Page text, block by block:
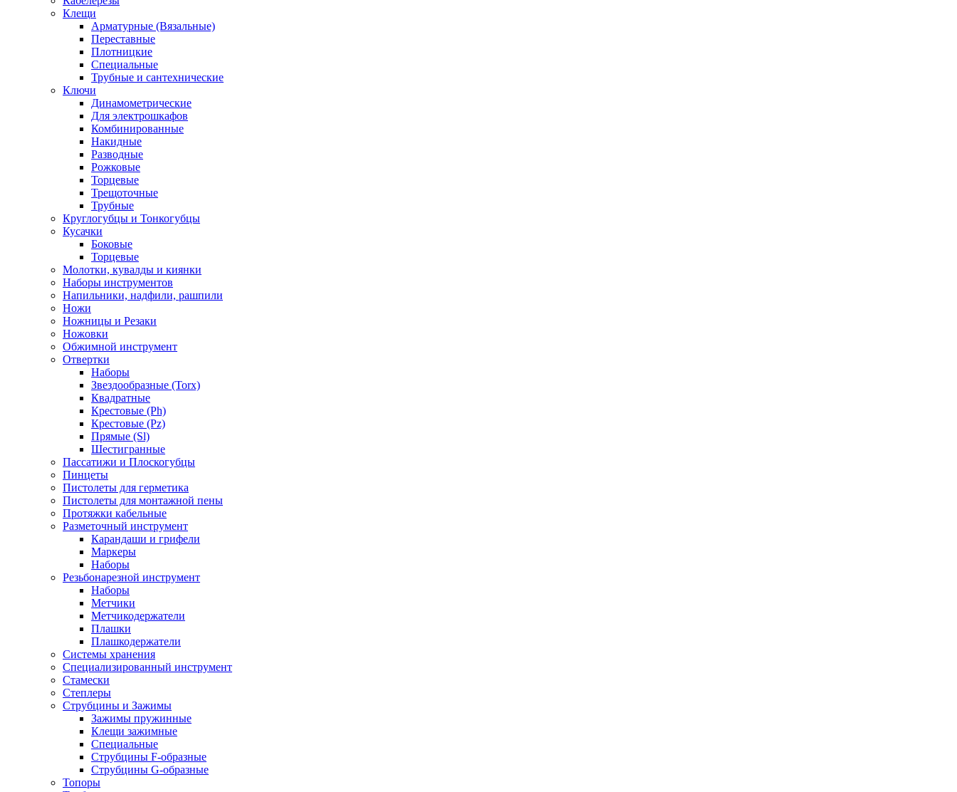
Клещи
Арматурные (Вязальные)
Переставные
Плотницкие
Специальные
Трубные и сантехнические
Ключи
Динамометрические
Для электрошкафов
Комбинированные
Накидные
Разводные
Рожковые
Торцевые
Трещоточные
Трубные
Круглогубцы и Тонкогубцы
Кусачки
Боковые
Торцевые
Молотки, кувалды и киянки
Наборы инструментов
Напильники, надфили, рашпили
Ножи
Ножницы и Резаки
Ножовки
Обжимной инструмент
Отвертки
Наборы
Звездообразные (Torx)
Квадратные
Крестовые (Ph)
Крестовые (Pz)
Прямые (Sl)
Шестигранные
Пассатижи и Плоскогубцы
Пинцеты
Пистолеты для герметика
Пистолеты для монтажной пены
Протяжки кабельные
Разметочный инструмент
Карандаши и грифели
Маркеры
Наборы
Резьбонарезной инструмент
Наборы
Метчики
Метчикодержатели
Плашки
Плашкодержатели
Системы хранения
Специализированный инструмент
Стамески
Степлеры
Струбцины и Зажимы
Зажимы пружинные
Клещи зажимные
Специальные
Струбцины F-образные
Струбцины G-образные
Топоры